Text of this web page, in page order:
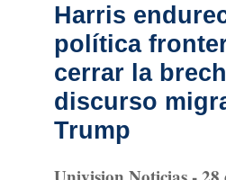
Harris
política
cerrar la
discurso
Trump